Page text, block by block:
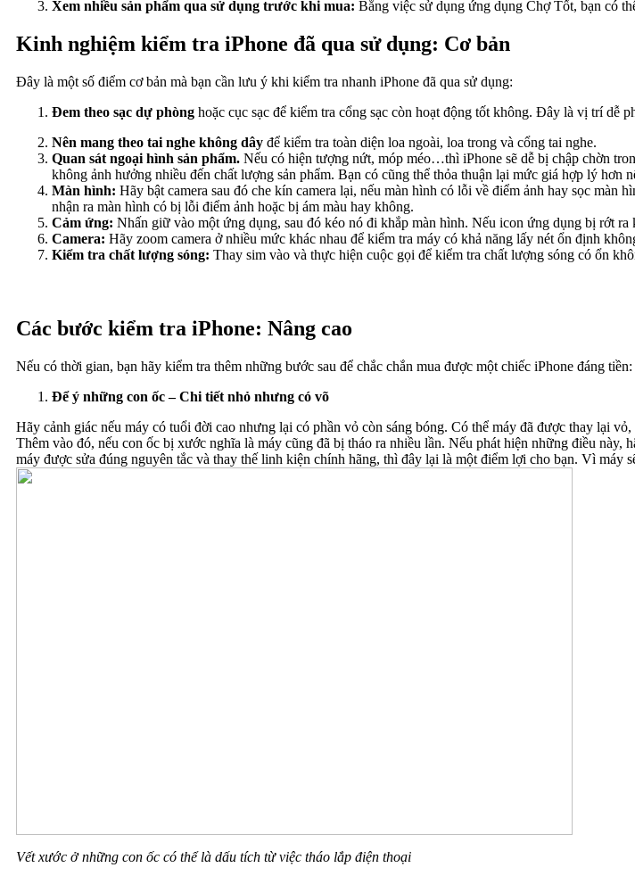
Xem nhiều sản phẩm qua sử dụng trước khi mua: Bằng việc sử dụng ứng dụng Chợ Tốt, bạn có
Kinh nghiệm kiểm tra iPhone đã qua sử dụng: Cơ bản
Đây là một số điểm cơ bản mà bạn cần lưu ý khi kiểm tra nhanh iPhone đã qua sử dụng:
Đem theo sạc dự phòng hoặc cục sạc để kiểm tra cổng sạc còn hoạt động tốt không. Đây là vị trí dễ
Nên mang theo tai nghe không dây để kiểm tra toàn diện loa ngoài, loa trong và cổng tai nghe.
Quan sát ngoại hình sản phẩm. Nếu có hiện tượng nứt, móp méo…thì iPhone sẽ dễ bị chập chờn
không ảnh hưởng nhiều đến chất lượng sản phẩm. Bạn có cũng thể thỏa thuận lại mức giá hợp lý hơn
Màn hình: Hãy bật camera sau đó che kín camera lại, nếu màn hình có lỗi về điểm ảnh hay sọc màn
nhận ra màn hình có bị lỗi điểm ảnh hoặc bị ám màu hay không.
Cảm ứng: Nhấn giữ vào một ứng dụng, sau đó kéo nó đi khắp màn hình. Nếu icon ứng dụng bị rớt
Camera: Hãy zoom camera ở nhiều mức khác nhau để kiểm tra máy có khả năng lấy nét ổn định
Kiểm tra chất lượng sóng: Thay sim vào và thực hiện cuộc gọi để kiểm tra chất lượng sóng có ổn
Các bước kiểm tra iPhone: Nâng cao
Nếu có thời gian, bạn hãy kiểm tra thêm những bước sau để chắc chắn mua được một chiếc iPhone đáng tiền:
Để ý những con ốc – Chi tiết nhỏ nhưng có võ
Hãy cảnh giác nếu máy có tuổi đời cao nhưng lại có phần vỏ còn sáng bóng. Có thể máy đã được thay lại
Thêm vào đó, nếu con ốc bị xước nghĩa là máy cũng đã bị tháo ra nhiều lần. Nếu phát hiện những điều
máy được sửa đúng nguyên tắc và thay thế linh kiện chính hãng, thì đây lại là một điểm lợi cho bạn. Vì máy
Vết xước ở những con ốc có thể là dấu tích từ việc tháo lắp điện thoại